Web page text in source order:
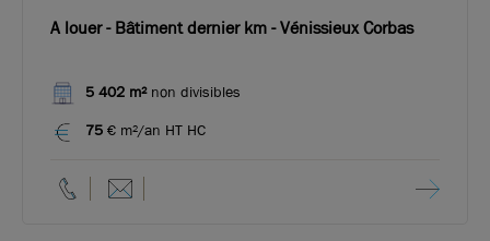
A louer - Bâtiment dernier km - Vénissieux Corbas
5 402 m²non divisibles
75 € m²/an HT HC